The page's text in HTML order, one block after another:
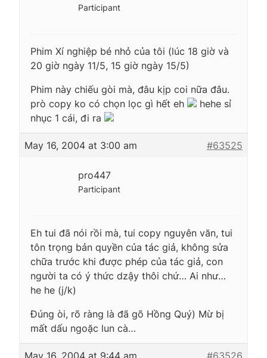
Participant
Phim Xí nghiệp bé nhỏ của tôi (lúc 18 giờ và
20 giờ ngày 11/5, 15 giờ ngày 15/5)
Phim này chiếu gòi mà, đâu kịp coi nữa đâu.
prò copy ko có chọn lọc gì hết eh
hehe sỉ
nhục 1 cái, đi ra
May 16, 2004 at 3:00 am #63525
pro447
Participant
Eh tui đã nói rồi mà, tui copy nguyên văn, tui
tôn trọng bản quyền của tác giả, không sửa
chữa trước khi được phép của tác giả, con
người ta có ý thức dzậy thôi chứ… Ai như…
he he (j/k)
Đúng òi, rõ ràng là đã gõ Hồng Quý) Mừ bị
mất dấu ngoặc lun cà…
May 16, 2004 at 9:44 am #63526